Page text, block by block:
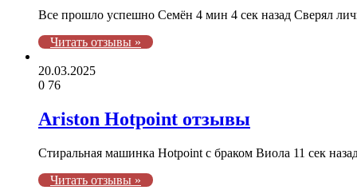
Все прошло успешно Семён 4 мин 4 сек назад Сверял
Читать отзывы »
20.03.2025
0 76
Ariston Hotpoint отзывы
Стиральная машинка Нotpoint с браком Виола 11 сек
Читать отзывы »